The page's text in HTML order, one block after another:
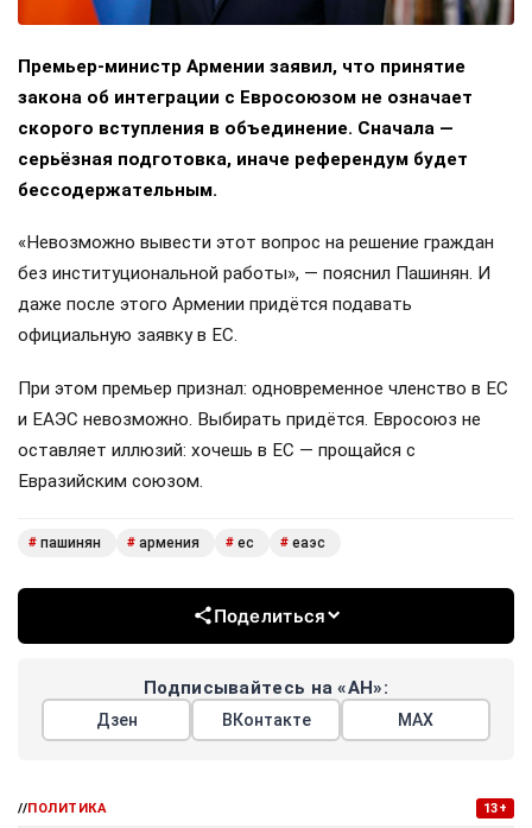
Премьер-министр Армении заявил, что принятие
закона об интеграции с Евросоюзом не означает
скорого вступления в объединение. Сначала —
серьёзная подготовка, иначе референдум будет
бессодержательным.
«Невозможно вывести этот вопрос на решение граждан
без институциональной работы», — пояснил Пашинян. И
даже после этого Армении придётся подавать
официальную заявку в ЕС.
При этом премьер признал: одновременное членство в ЕС
и ЕАЭС невозможно. Выбирать придётся. Евросоюз не
оставляет иллюзий: хочешь в ЕС — прощайся с
Евразийским союзом.
# пашинян # армения # ес # еаэс
Поделиться
Подписывайтесь на «АН»:
Дзен ВКонтакте МАХ
//ПОЛИТИКА 13+